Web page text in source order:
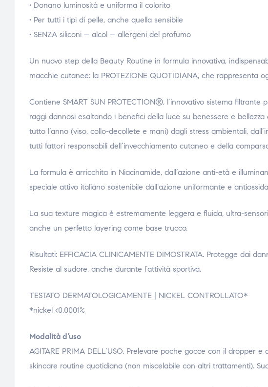
• Donano luminosità e uniforma il colorito
• Per tutti i tipi di pelle, anche quella sensibile
• SENZA siliconi – alcol – allergeni del profumo
Un nuovo step della Beauty Routine in formula innovativa,
macchie cutanee: la PROTEZIONE QUOTIDIANA, che rappresenta
Contiene SMART SUN PROTECTION®, l’innovativo sistema
raggi dannosi esaltando i benefici della luce su benessere e
tutto l’anno (viso, collo-decollete e mani) dagli stress ambientali,
tutti fattori responsabili dell’invecchiamento cutaneo e della
La formula è arricchita in Niacinamide, dall’azione anti-età e
speciale attivo italiano sostenibile dall’azione uniformante e
La sua texture magica è estremamente leggera e fluida, ultra-
anche un perfetto layering come base trucco.
Risultati: EFFICACIA CLINICAMENTE DIMOSTRATA. Protegge dai
Resiste al sudore, anche durante l’attività sportiva.
TESTATO DERMATOLOGICAMENTE | NICKEL CONTROLLATO*
*nickel <0,0001%
Modalità d’uso
AGITARE PRIMA DELL’USO. Prelevare poche gocce con il dropper
skincare routine quotidiana (non miscelabile con altri trattamenti).